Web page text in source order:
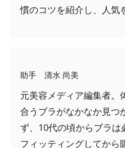
慣のコツを紹介し、人気
助手 清水 尚美
元美容メディア編集者。
合うブラがなかなか見つ
ず、10代の頃からブラは
フィッティングしてから